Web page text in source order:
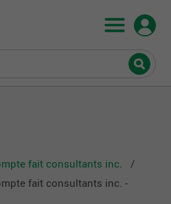
fait consultants inc.
fait consultants inc. -